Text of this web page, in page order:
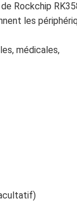
Rockchip
les
médicales,